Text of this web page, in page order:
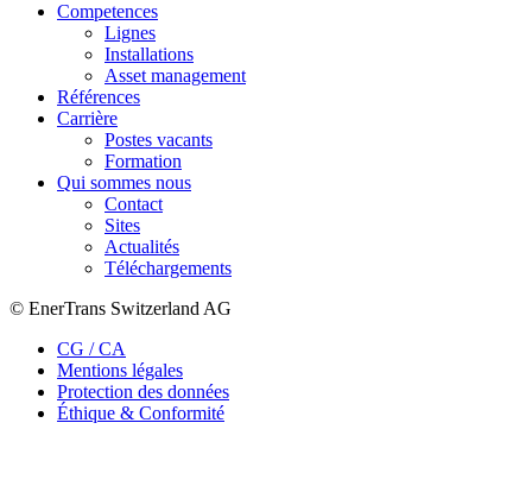
Competences
Lignes
Installations
Asset management
Références
Carrière
Postes vacants
Formation
Qui sommes nous
Contact
Sites
Actualités
Téléchargements
© EnerTrans Switzerland AG
CG / CA
Mentions légales
Protection des données
Éthique & Conformité